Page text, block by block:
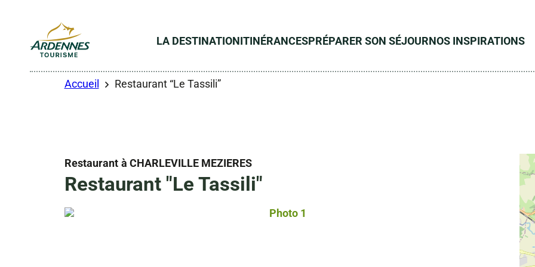
LA DESTINATIONITINÉRANCESPRÉPARER SON SÉJOURNOS INSPIRATIONS
Accueil Restaurant “Le Tassili”
Restaurant à CHARLEVILLE MEZIERES
Restaurant "Le Tassili"
Photo 1, © Droits libres – cdt 08